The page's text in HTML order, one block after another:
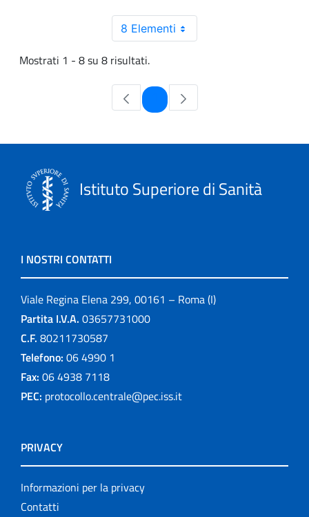
8 Elementi
Mostrati 1 - 8 su 8 risultati.
Pagina
Istituto Superiore di Sanità
I NOSTRI CONTATTI
Viale Regina Elena 299, 00161 – Roma (I)
Partita I.V.A. 03657731000
C.F. 80211730587
Telefono: 06 4990 1
Fax: 06 4938 7118
PEC: protocollo.centrale@pec.iss.it
PRIVACY
Informazioni per la privacy
Contatti